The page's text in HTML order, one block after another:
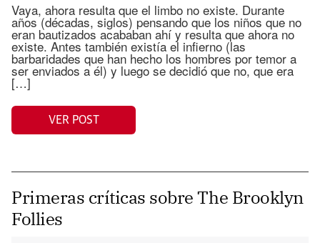
Vaya, ahora resulta que el limbo no existe. Durante
años (décadas, siglos) pensando que los niños que no
eran bautizados acababan ahí y resulta que ahora no
existe. Antes también existía el infierno (las
barbaridades que han hecho los hombres por temor a
ser enviados a él) y luego se decidió que no, que era
[…]
VER POST
Primeras críticas sobre The Brooklyn
Follies